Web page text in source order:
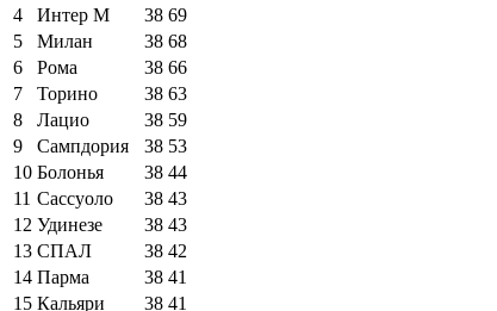
4
Интер М 38 69
5
Милан 38 68
6
Рома 38 66
7
Торино 38 63
8
Лацио 38 59
9
Сампдория 38 53
10 Болонья 38 44
11 Сассуоло 38 43
12 Удинезе 38 43
13 СПАЛ 38 42
14 Парма 38 41
15 Кальяри 38 41